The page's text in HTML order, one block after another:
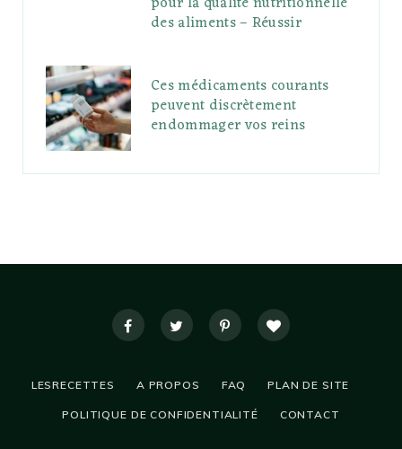
des aliments – Réussir
Ces médicaments courants
peuvent discrètement
endommager vos reins
LESRECETTES A PROPOS FAQ PLAN DE SITE
POLITIQUE DE CONFIDENTIALITÉ CONTACT